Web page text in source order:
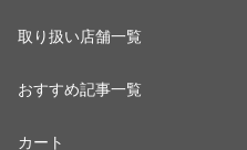
取り扱い店舗一覧
おすすめ記事一覧
カート